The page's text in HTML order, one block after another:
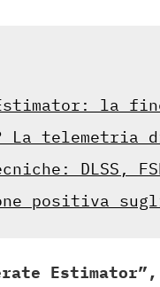
Estimator: la
La telemetria
DLSS,
positiva